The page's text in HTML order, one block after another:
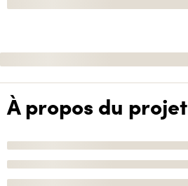
À propos du projet